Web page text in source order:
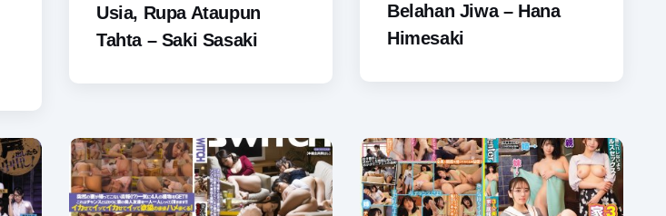
Usia, Rupa Ataupun
Tahta – Saki Sasaki
Belahan Jiwa – Hana
Himesaki